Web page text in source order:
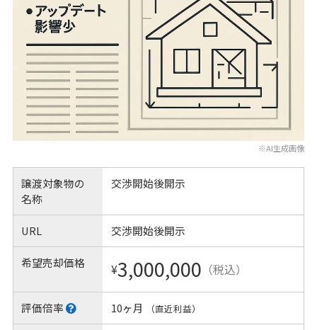
※AI生成画像
譲渡対象物の
名称
交渉開始後開示
URL 交渉開始後開示
希望売却価格 ¥3,000,000 （税込）
評価倍率 10ヶ月 （直近利益）